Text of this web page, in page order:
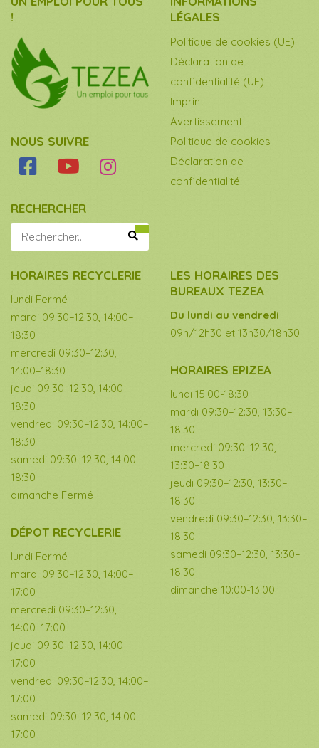
!
NOUS SUIVRE
RECHERCHER
LÉGALES
Politique de cookies (UE)
Déclaration de
confidentialité (UE)
Imprint
Avertissement
Politique de cookies
Déclaration de
confidentialité
HORAIRES RECYCLERIE
lundi Fermé
mardi 09:30–12:30, 14:00–
18:30
mercredi 09:30–12:30,
14:00–18:30
jeudi 09:30–12:30, 14:00–
18:30
vendredi 09:30–12:30, 14:00–
18:30
samedi 09:30–12:30, 14:00–
18:30
dimanche Fermé
DÉPOT RECYCLERIE
lundi Fermé
mardi 09:30–12:30, 14:00–
17:00
mercredi 09:30–12:30,
14:00–17:00
jeudi 09:30–12:30, 14:00–
17:00
vendredi 09:30–12:30, 14:00–
17:00
samedi 09:30–12:30, 14:00–
17:00
LES HORAIRES DES
BUREAUX TEZEA
Du lundi au vendredi
09h/12h30 et 13h30/18h30
HORAIRES EPIZEA
lundi 15:00-18:30
mardi 09:30–12:30, 13:30–
18:30
mercredi 09:30–12:30,
13:30–18:30
jeudi 09:30–12:30, 13:30–
18:30
vendredi 09:30–12:30, 13:30–
18:30
samedi 09:30–12:30, 13:30–
18:30
dimanche 10:00-13:00